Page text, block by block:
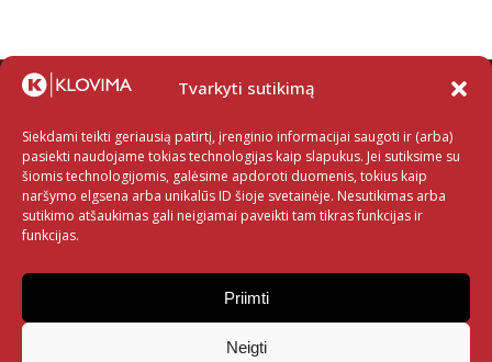
Tvarkyti sutikimą
Siekdami teikti geriausią patirtį, įrenginio informacijai saugoti ir (arba)
pasiekti naudojame tokias technologijas kaip slapukus. Jei sutiksime su
šiomis technologijomis, galėsime apdoroti duomenis, tokius kaip
naršymo elgsena arba unikalūs ID šioje svetainėje. Nesutikimas arba
sutikimo atšaukimas gali neigiamai paveikti tam tikras funkcijas ir
funkcijas.
Priimti
Neigti
Nedraudiminių įvykių sąrašas
Technikos priežiūros atmintinės